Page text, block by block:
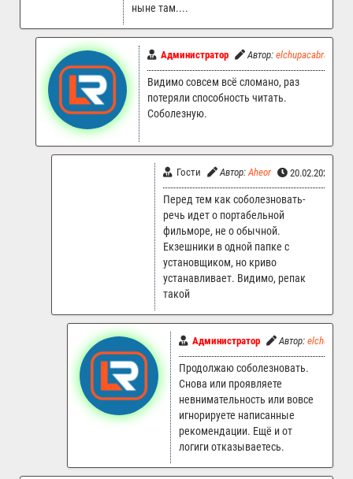
ныне там....
Администратор Автор: elchupacabra
Видимо совсем всё сломано, раз
потеряли способность читать.
Соболезную.
Гости Автор: Aheor 20.02.2022
Перед тем как соболезновать-
речь идет о портабельной
фильморе, не о обычной.
Екзешники в одной папке с
установщиком, но криво
устанавливает. Видимо, репак
такой
Администратор Автор:
Продолжаю соболезновать.
Снова или проявляете
невнимательность или вовсе
игнорируете написанные
рекомендации. Ещё и от
логиги отказываетесь.